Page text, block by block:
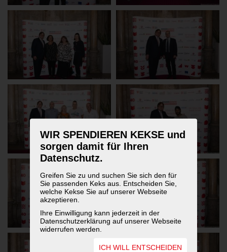
WIR SPENDIEREN KEKSE und
sorgen damit für Ihren
Datenschutz.
Greifen Sie zu und suchen Sie sich den für
Sie passenden Keks aus. Entscheiden Sie,
welche Kekse Sie auf unserer Webseite
akzeptieren.
Ihre Einwilligung kann jederzeit in der
Datenschutzerklärung auf unserer Webseite
widerrufen werden.
ICH WILL ENTSCHEIDEN